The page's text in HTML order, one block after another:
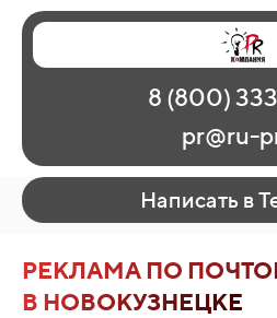
Главная
Наши
О
8 (800)
pr@ru-
Написать в
РЕКЛАМА ПО
В НОВОКУЗНЕЦКЕ